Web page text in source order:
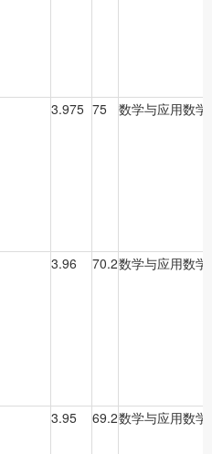
3.975 75 数学与应用数学
3.96 70.2数学与应用数学
3.95 69.2数学与应用数学